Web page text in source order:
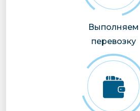
Выполняем
перевозку